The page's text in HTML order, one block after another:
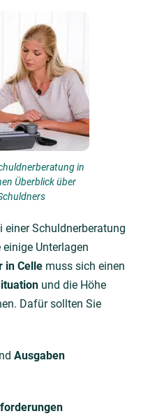
in
Überblick über
einer Schuldnerberatung
Unterlagen
in Celle muss sich einen
und die Höhe
Dafür sollten Sie
Ausgaben